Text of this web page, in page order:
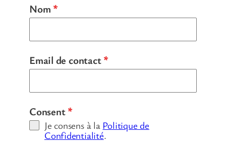
Nom *
Email de contact*
Consent*
Je consens à la Politique de
Confidentialité.